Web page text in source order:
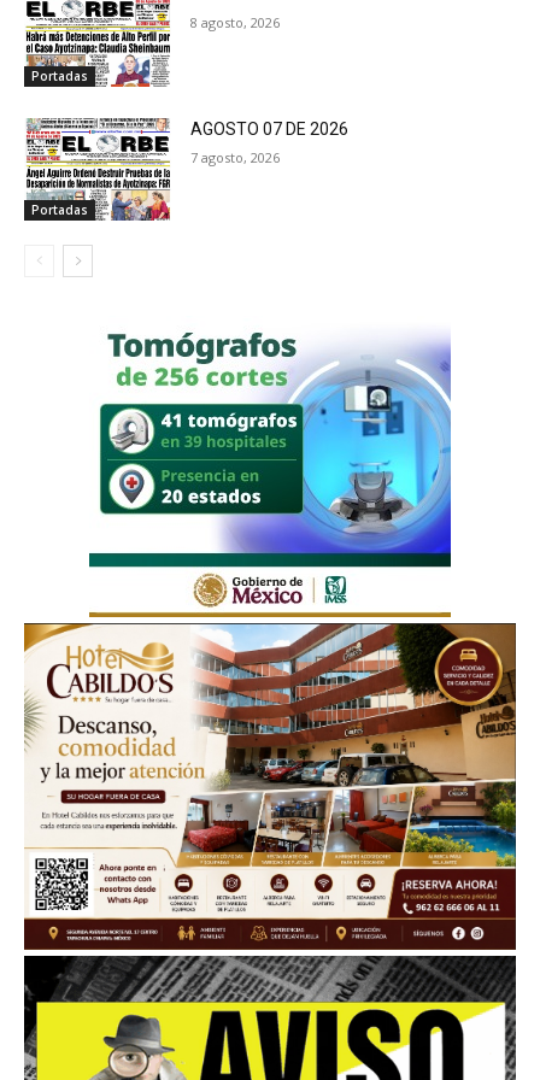
Portadas
8 agosto, 2026
Portadas
AGOSTO 07 DE 2026
7 agosto, 2026